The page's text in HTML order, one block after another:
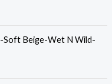
Soft Beige-Wet N Wild-